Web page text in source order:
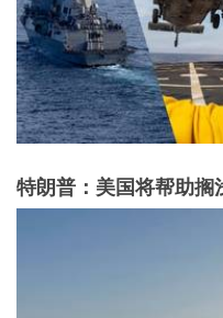
特朗普：美国将帮助